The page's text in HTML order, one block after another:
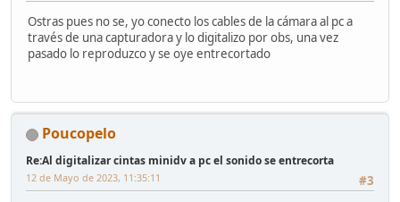
Ostras pues no se, yo conecto los cables de la cámara al pc a
través de una capturadora y lo digitalizo por obs, una vez
pasado lo reproduzco y se oye entrecortado
Poucopelo
Re:Al digitalizar cintas minidv a pc el sonido se entrecorta
#3
12 de Mayo de 2023, 11:35:11